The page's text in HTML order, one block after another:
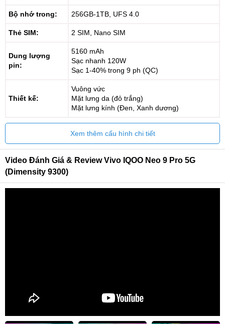
Bộ nhớ trong: 256GB-1TB, UFS 4.0
Thẻ SIM: 2 SIM, Nano SIM
Dung lượng
pin:
5160 mAh
Sạc nhanh 120W
Sạc 1-40% trong 9 ph (QC)
Thiết kế:
Vuông vức
Mặt lưng da (đỏ trắng)
Mặt lưng kính (Đen, Xanh dương)
Xem thêm cấu hình chi tiết
Video Đánh Giá & Review Vivo IQOO Neo 9 Pro 5G
(Dimensity 9300)